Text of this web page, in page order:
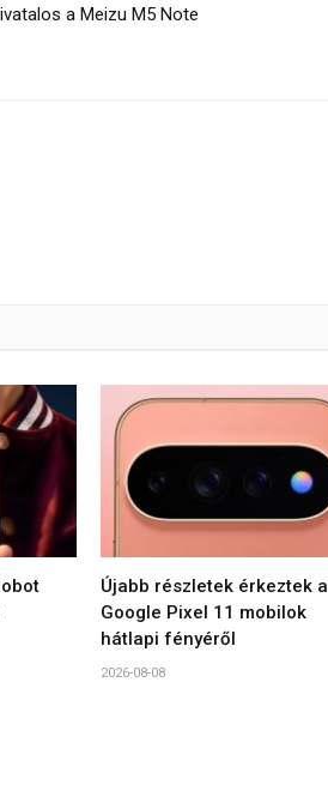
a Meizu M5 Note
Újabb részletek érkeztek a
Google Pixel 11 mobilok
hátlapi fényéről
2026-08-08